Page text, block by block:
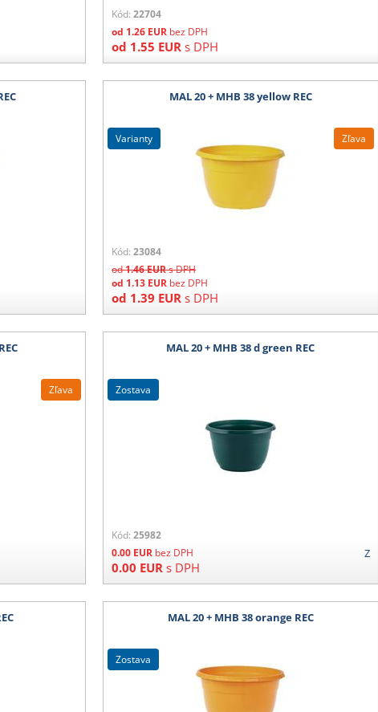
Kód:22704
od 1.26 EUR bez DPH
od 1.55 EUR s DPH
MAL 20 + MHB 38 yellow REC
Kód:23084
od1.46EURs DPH
Zľava
od 1.13 EUR bez DPH
od 1.39 EUR s DPH
varianty
Zľava
MAL 20 + MHB 38 d green REC
Kód:25982
0.00 EUR bez DPH
0.00 EUR s DPH
zostava
Z
MAL 20 + MHB 38 orange REC
zostava